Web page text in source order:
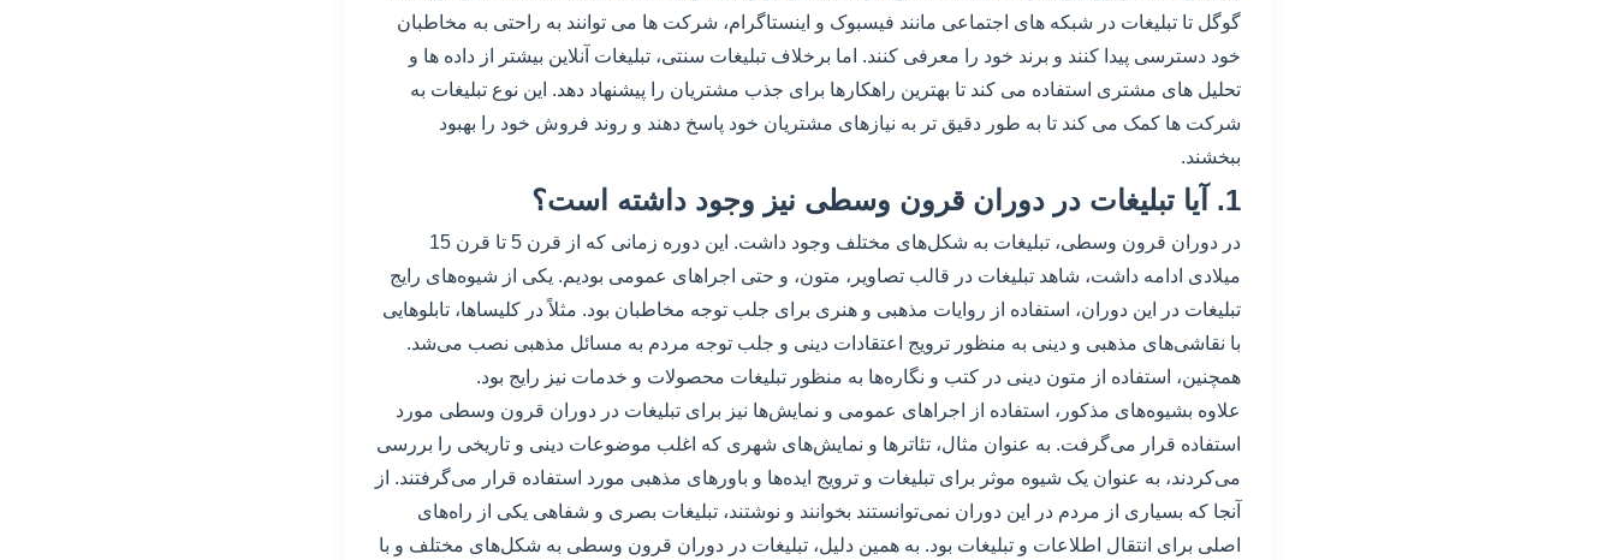
گوگل تا تبلیغات در شبکه های اجتماعی مانند فیسبوک و اینستاگرام، شرکت ها می توانند به راحتی به مخاطبان
خود دسترسی پیدا کنند و برند خود را معرفی کنند. اما برخلاف تبلیغات سنتی، تبلیغات آنلاین بیشتر از داده ها و
تحلیل های مشتری استفاده می کند تا بهترین راهکارها برای جذب مشتریان را پیشنهاد دهد. این نوع تبلیغات به
شرکت ها کمک می کند تا به طور دقیق تر به نیازهای مشتریان خود پاسخ دهند و روند فروش خود را بهبود
ببخشند.
1. آیا تبلیغات در دوران قرون وسطی نیز وجود داشته است؟
در دوران قرون وسطی، تبلیغات به شکل‌های مختلف وجود داشت. این دوره زمانی که از قرن 5 تا قرن 15
میلادی ادامه داشت، شاهد تبلیغات در قالب تصاویر، متون، و حتی اجراهای عمومی بودیم. یکی از شیوه‌های رایج
تبلیغات در این دوران، استفاده از روایات مذهبی و هنری برای جلب توجه مخاطبان بود. مثلاً در کلیساها، تابلوهایی
با نقاشی‌های مذهبی و دینی به منظور ترویج اعتقادات دینی و جلب توجه مردم به مسائل مذهبی نصب می‌شد.
همچنین، استفاده از متون دینی در کتب و نگاره‌ها به منظور تبلیغات محصولات و خدمات نیز رایج بود.
علاوه بشیوه‌های مذکور، استفاده از اجراهای عمومی و نمایش‌ها نیز برای تبلیغات در دوران قرون وسطی مورد
استفاده قرار می‌گرفت. به عنوان مثال، تئاترها و نمایش‌های شهری که اغلب موضوعات دینی و تاریخی را بررسی
می‌کردند، به عنوان یک شیوه موثر برای تبلیغات و ترویج ایده‌ها و باورهای مذهبی مورد استفاده قرار می‌گرفتند. از
آنجا که بسیاری از مردم در این دوران نمی‌توانستند بخوانند و نوشتند، تبلیغات بصری و شفاهی یکی از راه‌های
اصلی برای انتقال اطلاعات و تبلیغات بود. به همین دلیل، تبلیغات در دوران قرون وسطی به شکل‌های مختلف و با